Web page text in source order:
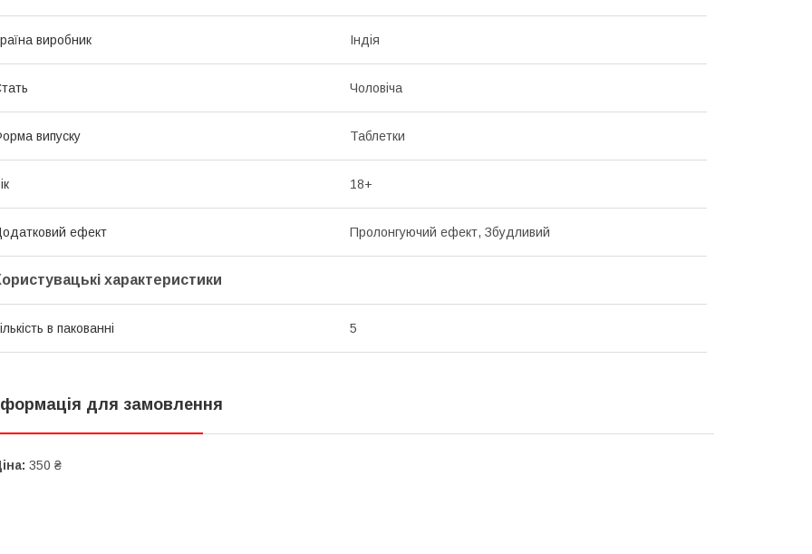
виробник Індія
Чоловіча
випуску Таблетки
18+
ефект Пролонгуючий ефект, Збудливий
характеристики
в пакованні 5
для замовлення
350 ₴